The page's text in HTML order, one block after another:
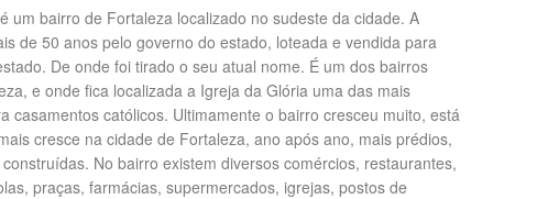
um bairro de Fortaleza localizado no sudeste da cidade. A
de 50 anos pelo governo do estado, loteada e vendida para
De onde foi tirado o seu atual nome. É um dos bairros
e onde fica localizada a Igreja da Glória uma das mais
casamentos católicos. Ultimamente o bairro cresceu muito, está
cresce na cidade de Fortaleza, ano após ano, mais prédios,
No bairro existem diversos comércios, restaurantes,
praças, farmácias, supermercados, igrejas, postos de